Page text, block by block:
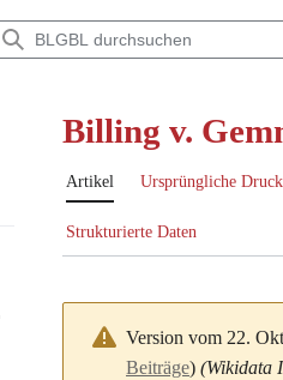
Billing v.
Artikel Ursprüngliche
Strukturierte Daten
Version vom 22.
Beiträge) (Wikidata